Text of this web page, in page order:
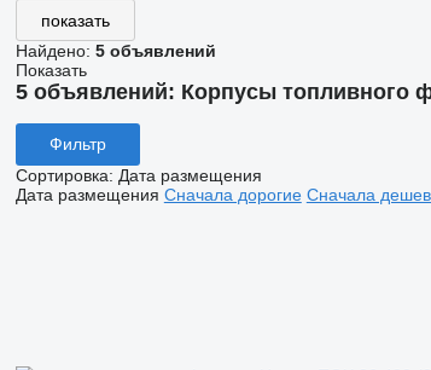
показать
Найдено: 5 объявлений
Показать
5 объявлений: Корпусы топливного
Фильтр
Сортировка: Дата размещения
Дата размещения Сначала дорогие Сначала